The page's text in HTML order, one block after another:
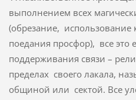
выполнением всех
(обрезание, использование
поедания просфор), все это
поддерживания связи –
пределах своего лакала,
общиной или сектой. Все